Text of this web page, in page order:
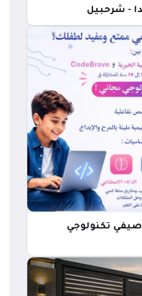
- شرحبيل
تكنولوجي